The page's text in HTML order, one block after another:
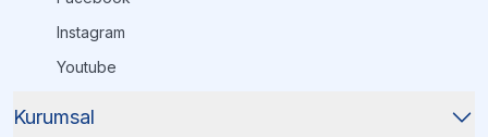
Instagram
Youtube
Kurumsal